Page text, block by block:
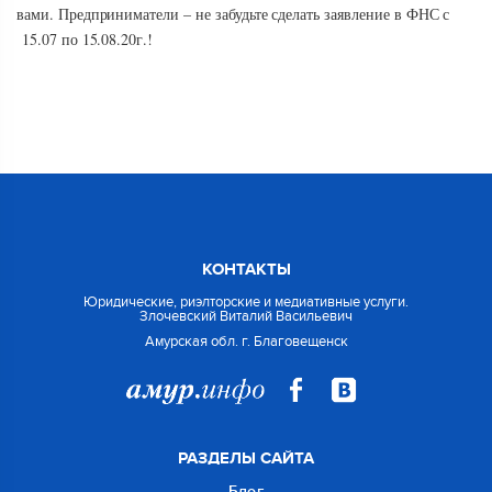
вами. Предприниматели – не забудьте сделать заявление в ФНС с
15.07 по 15.08.20г.!
КОНТАКТЫ
Юридические, риэлторские и медиативные услуги.
Злочевский Виталий Васильевич
Амурская обл. г. Благовещенск
РАЗДЕЛЫ САЙТА